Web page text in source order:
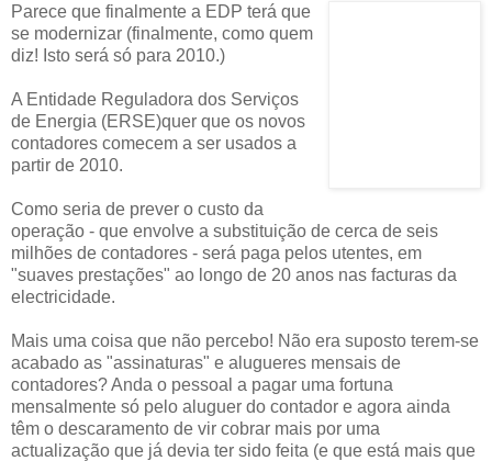
Parece que finalmente a EDP terá que
se modernizar (finalmente, como quem
diz! Isto será só para 2010.)
A Entidade Reguladora dos Serviços
de Energia (ERSE)quer que os novos
contadores comecem a ser usados a
partir de 2010.
Como seria de prever o custo da
operação - que envolve a substituição de cerca de seis
milhões de contadores - será paga pelos utentes, em
"suaves prestações" ao longo de 20 anos nas facturas da
electricidade.
Mais uma coisa que não percebo! Não era suposto terem-se
acabado as "assinaturas" e alugueres mensais de
contadores? Anda o pessoal a pagar uma fortuna
mensalmente só pelo aluguer do contador e agora ainda
têm o descaramento de vir cobrar mais por uma
actualização que já devia ter sido feita (e que está mais que